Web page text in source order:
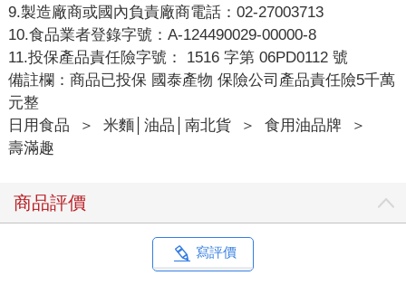
9.製造廠商或國內負責廠商電話：02-27003713
10.食品業者登錄字號：A-124490029-00000-8
11.投保產品責任險字號： 1516 字第 06PD0112 號
備註欄：商品已投保 國泰產物 保險公司產品責任險5千萬
元整
日用食品
＞ 米麵│油品│南北貨 ＞ 食用油品牌
＞
壽滿趣
商品評價
寫評價